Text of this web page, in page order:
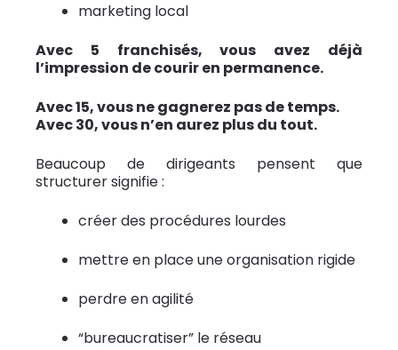
marketing local
Avec 5 franchisés, vous avez déjà
l’impression de courir en permanence.
Avec 15, vous ne gagnerez pas de temps.
Avec 30, vous n’en aurez plus du tout.
Beaucoup de dirigeants pensent que
structurer signifie :
créer des procédures lourdes
mettre en place une organisation rigide
perdre en agilité
“bureaucratiser” le réseau